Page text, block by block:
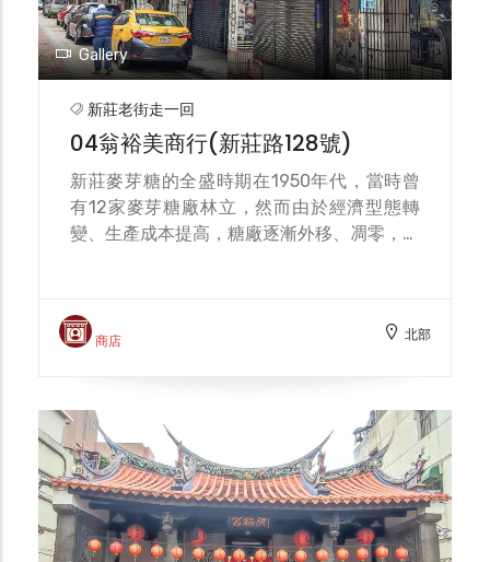
並於前晚進行浸泡，第二天清晨再將糯米磨
碎、脫水搓揉，添加色料、包餡及印紋，蒸熟
後，再批發到市場或是沿街叫賣，成為新莊老
街無人不識的傳統美食。 由於是手工現做，
想要帶回家與好友分享，建議要將袋口打開，
才能保持糕粿的新鮮與美味。目前店內各式產
品分為平日產品與節日產品兩類，最受歡迎的
便是各種口味的草仔粿與芋粿巧，民眾有機會
Gallery
新莊老街走一回
04翁裕美商行(新莊路128號)
新莊麥芽糖的全盛時期在1950年代，當時曾
有12家麥芽糖廠林立，然而由於經濟型態轉
變、生產成本提高，糖廠逐漸外移、凋零，翁
超過百年，現任經營者為其孫-統領百貨董事
長翁俊治先生。 翁家麥芽糖以古法製作，以
則顏色較淡稱為「水飴」，適合製作糕餅，顏
色較紅的稱為「朱飴」，適用於烤鴨與爆米
花，硬度較夠的稱為「羅飴」，適合製作糖
果。在全盛時期曾日產二萬多台斤，如今每日
僅產一萬多台斤，主要提供給食品工廠使用為
主。 老闆也建議多種食用麥芽糖的方式，如
商店 北部